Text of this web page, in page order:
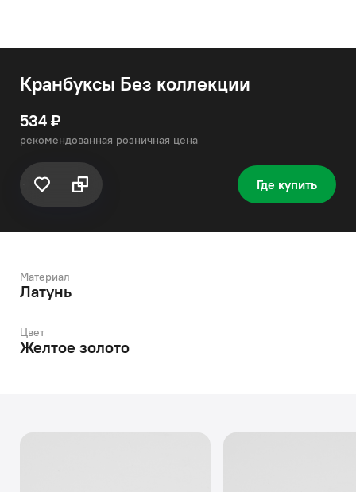
Кранбуксы Без коллекции
534 ₽
рекомендованная розничная цена
Где купить
Материал
Латунь
Цвет
Желтое золото